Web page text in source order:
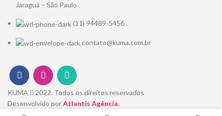
Jaraguá – São Paulo
(11) 94489-5456
contato@kuma.com.br
KUMA
2022. Todos os direitos reservados
Desenvolvido porAtlantis Agência.